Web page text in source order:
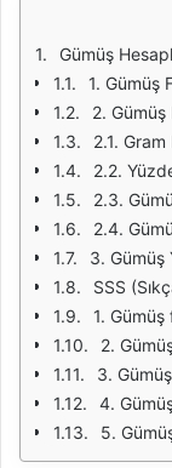
Gümüş
1. Gümüş
2.
2.1.
2.2.
2.3.
2.4.
3. Gümüş
SSS
1. Gümüş
2.
3.
4.
5.